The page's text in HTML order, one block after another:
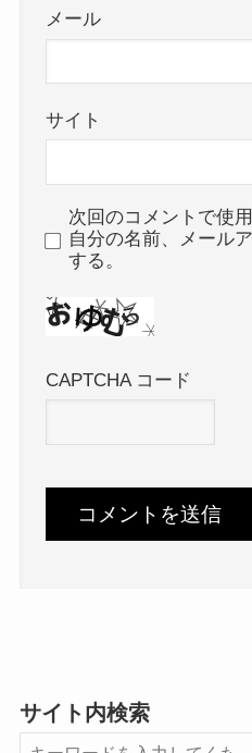
メール
サイト
次回のコメントで使
自分の名前、メール
する。
CAPTCHA コード
サイト内検索